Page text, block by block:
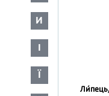
И
І
Ї